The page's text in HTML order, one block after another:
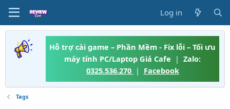
Log in
Hỗ trợ cài game – Phần Mềm - Fix lỗi – Tối ưu
máy tính PC/Laptop Giá Cafe | Zalo:
0325.536.270 | Facebook
Tags